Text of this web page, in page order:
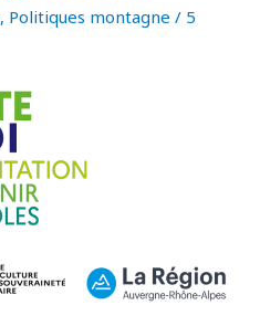
, Politiques montagne / 5